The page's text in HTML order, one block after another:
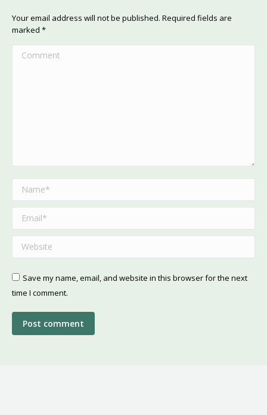
Your email address will not be published. Required fields are
marked *
Comment
Name *
Email *
Website
Save my name, email, and website in this browser for the next
time I comment.
Post comment